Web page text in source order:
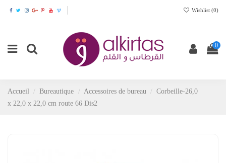
Wishlist (0)
0
Accueil Bureautique Accessoires de bureau
Corbeille-26,0
x 22,0 x 22,0 cm route 66 Dis2